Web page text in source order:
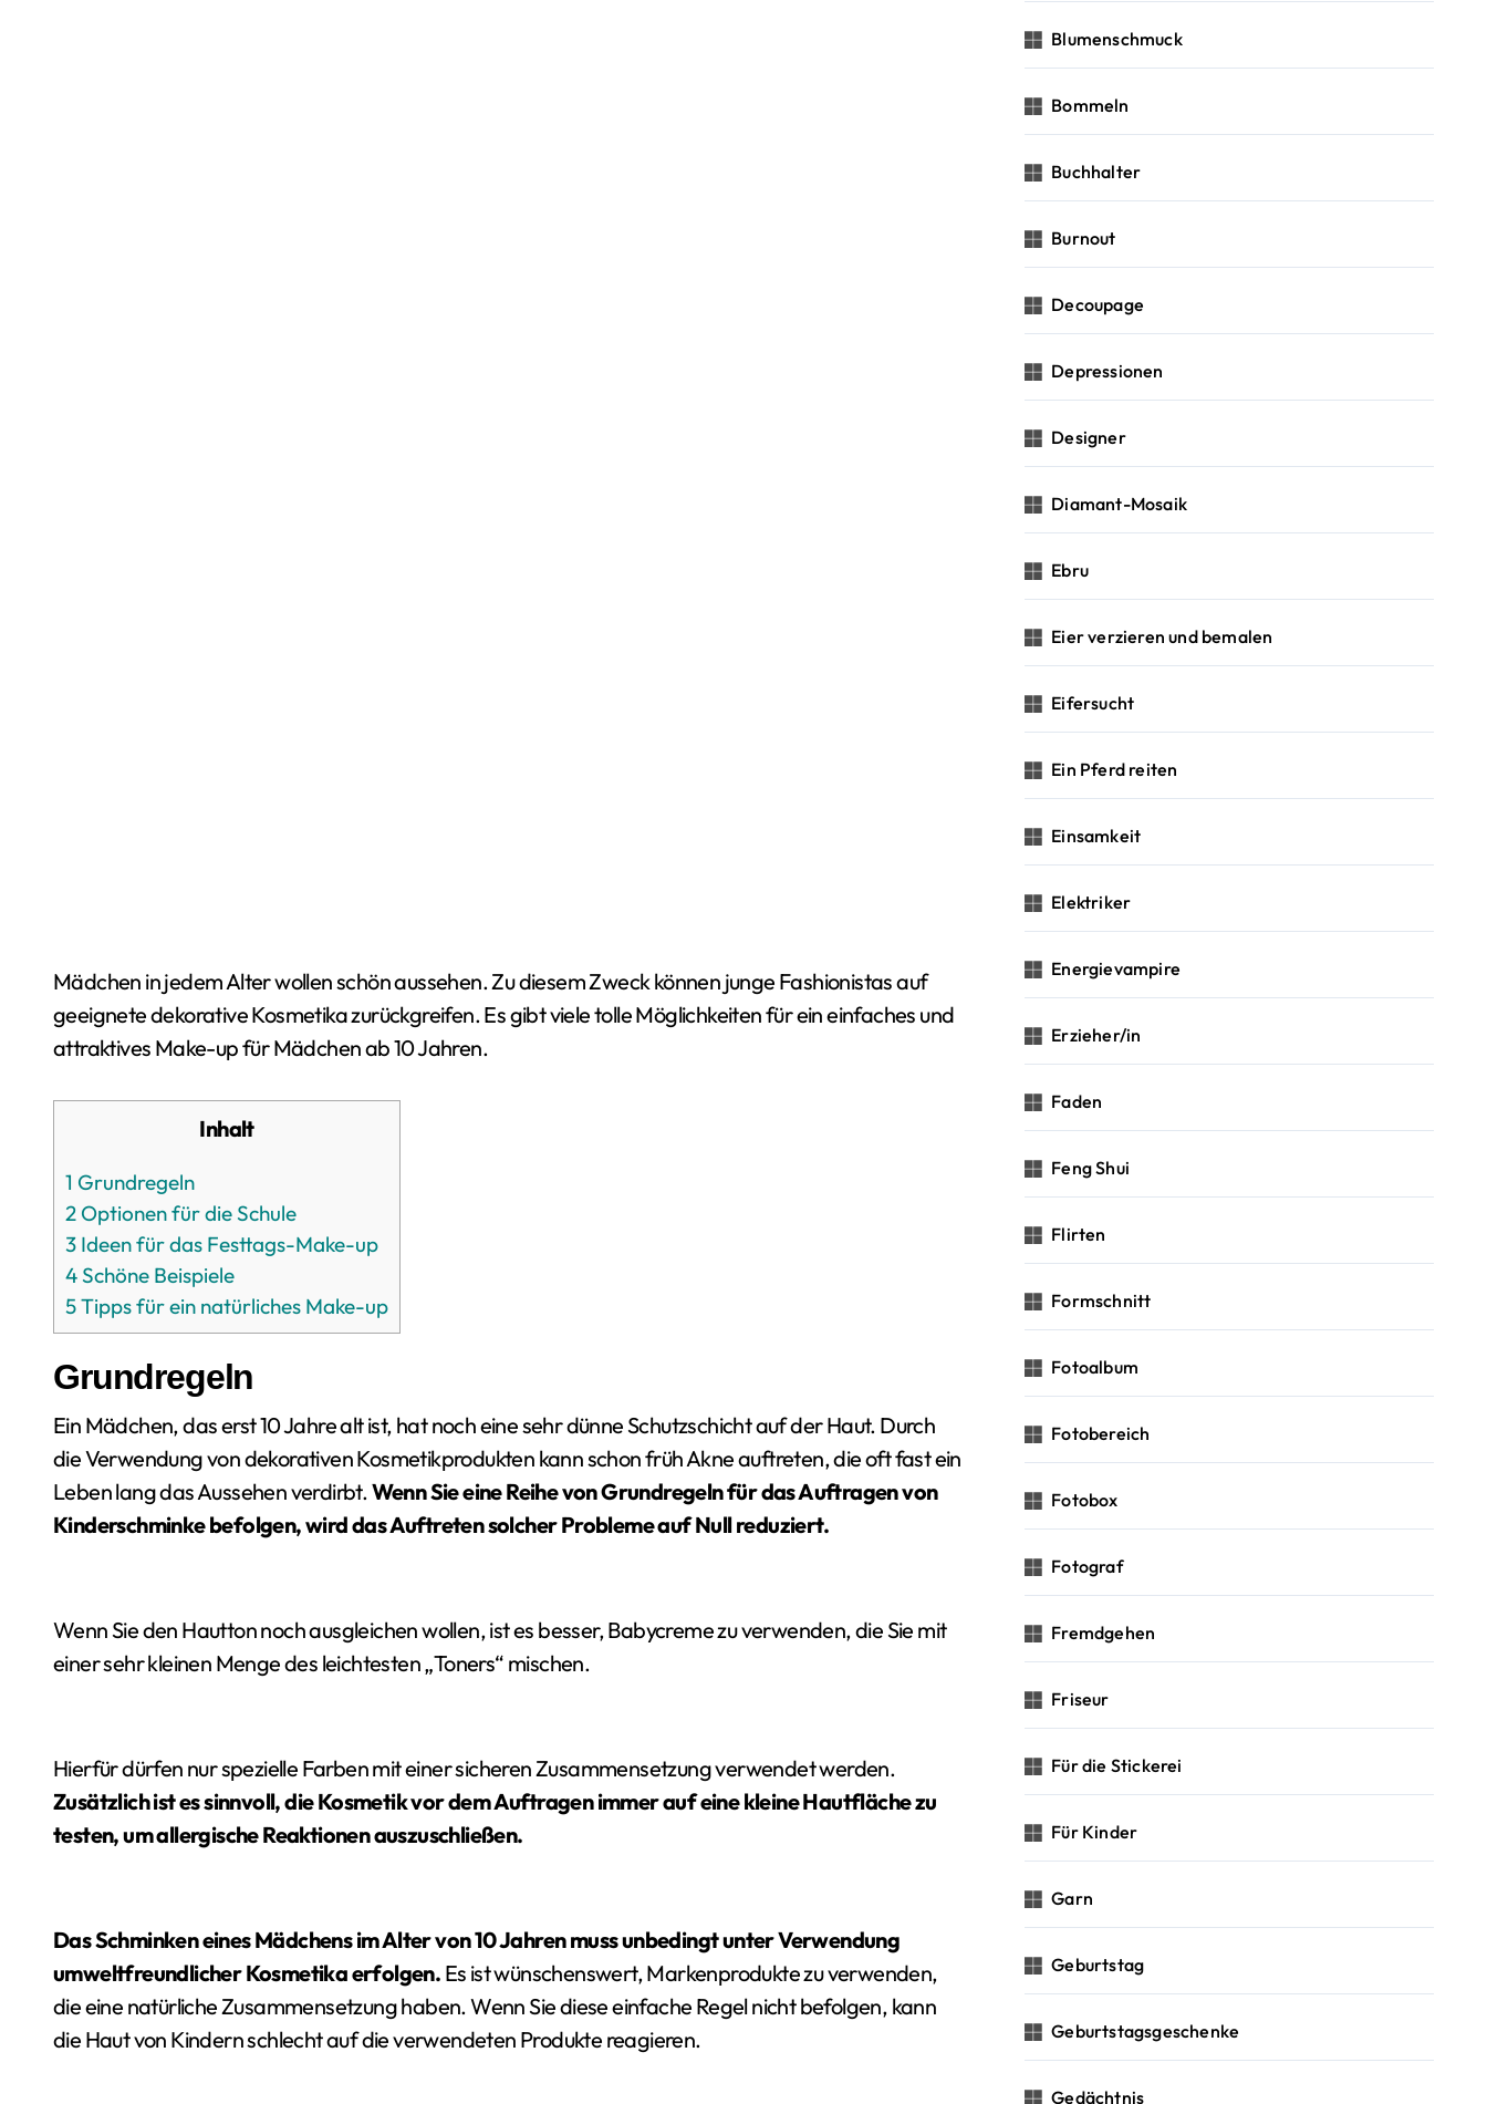
Mädchen in jedem Alter wollen schön aussehen. Zu diesem Zweck können junge Fashionistas auf
geeignete dekorative Kosmetika zurückgreifen. Es gibt viele tolle Möglichkeiten für ein einfaches und
attraktives Make-up für Mädchen ab 10 Jahren.
Inhalt
1 Grundregeln
2 Optionen für die Schule
3 Ideen für das Festtags-Make-up
4 Schöne Beispiele
5Tipps für ein natürliches Make-up
Grundregeln
Ein Mädchen, das erst 10 Jahre alt ist, hat noch eine sehr dünne Schutzschicht auf der Haut. Durch
die Verwendung von dekorativen Kosmetikprodukten kann schon früh Akne auftreten, die oft fast ein
Leben lang das Aussehen verdirbt.Wenn Sie eine Reihe von Grundregeln für das Auftragen von
Kinderschminke befolgen, wird das Auftreten solcher Probleme auf Null reduziert.
Wenn Sie den Hautton noch ausgleichen wollen, ist es besser, Babycreme zu verwenden, die Sie mit
einer sehr kleinen Menge des leichtesten „Toners“ mischen.
Hierfür dürfen nur spezielle Farben mit einer sicheren Zusammensetzung verwendet werden.
Zusätzlich ist es sinnvoll, die Kosmetik vor dem Auftragen immer auf eine kleine Hautfläche zu
testen, um allergische Reaktionen auszuschließen.
Das Schminken eines Mädchens im Alter von 10 Jahren muss unbedingt unter Verwendung
umweltfreundlicher Kosmetika erfolgen. Es ist wünschenswert, Markenprodukte zu verwenden,
die eine natürliche Zusammensetzung haben. Wenn Sie diese einfache Regel nicht befolgen, kann
die Haut von Kindern schlecht auf die verwendeten Produkte reagieren.
Blumenschmuck
Bommeln
Buchhalter
Burnout
Decoupage
Depressionen
Designer
Diamant-Mosaik
Ebru
Eier verzieren und bemalen
Eifersucht
Ein Pferd reiten
Einsamkeit
Elektriker
Energievampire
Erzieher/in
Faden
Feng Shui
Flirten
Formschnitt
Fotoalbum
Fotobereich
Fotobox
Fotograf
Fremdgehen
Friseur
Für die Stickerei
Für Kinder
Garn
Geburtstag
Geburtstagsgeschenke
Gedächtnis